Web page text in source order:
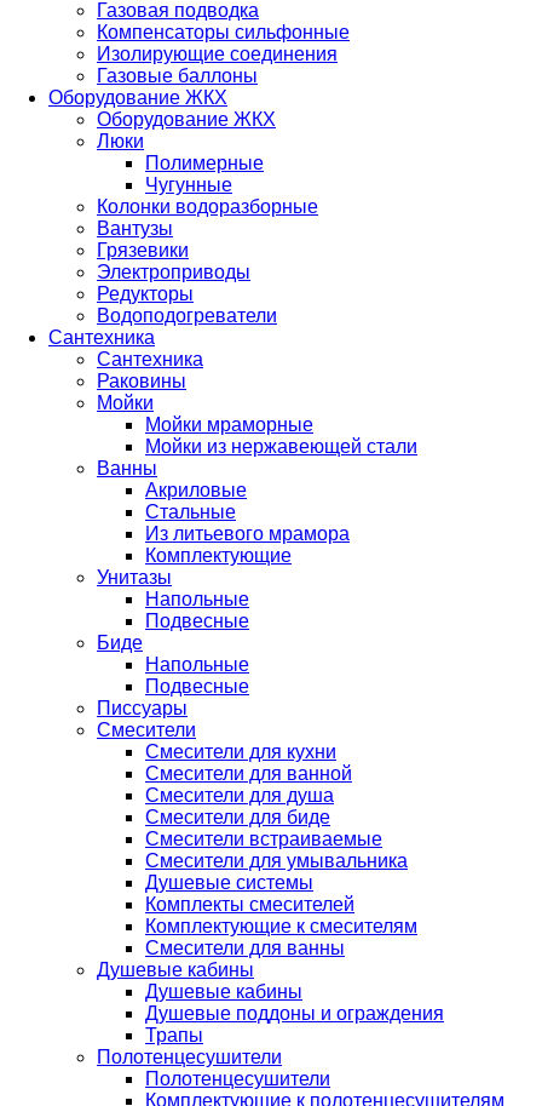
Газовая подводка
Компенсаторы сильфонные
Изолирующие соединения
Газовые баллоны
Оборудование ЖКХ
Оборудование ЖКХ
Люки
Полимерные
Чугунные
Колонки водоразборные
Вантузы
Грязевики
Электроприводы
Редукторы
Водоподогреватели
Сантехника
Сантехника
Раковины
Мойки
Мойки мраморные
Мойки из нержавеющей стали
Ванны
Акриловые
Стальные
Из литьевого мрамора
Комплектующие
Унитазы
Напольные
Подвесные
Биде
Напольные
Подвесные
Писсуары
Смесители
Смесители для кухни
Смесители для ванной
Смесители для душа
Смесители для биде
Смесители встраиваемые
Смесители для умывальника
Душевые системы
Комплекты смесителей
Комплектующие к смесителям
Смесители для ванны
Душевые кабины
Душевые кабины
Душевые поддоны и ограждения
Трапы
Полотенцесушители
Полотенцесушители
Комплектующие к полотенцесушителям